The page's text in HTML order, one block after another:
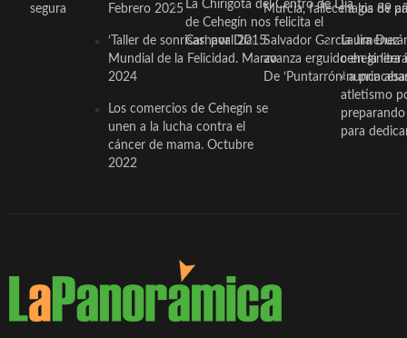
segura Febrero 2025
‘Taller de sonrisas’ por Día
Mundial de la Felicidad. Marzo
2024
Los comercios de Cehegín se
unen a la lucha contra el
cáncer de mama. Octubre
2022
La Chirigota del Centro de Día
de Cehegín nos felicita el
Carnaval 2015
Murcia, fallece a los 89
Salvador García Jiménez
avanza erguido en la
De ‘Puntarrón’ a
magia de
Laura
ceheginera
«nunca
atletismo
para